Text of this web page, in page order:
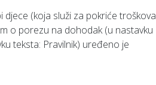
(koja služi za pokriće troškova
o porezu na dohodak (u nastavku
teksta: Pravilnik) uređeno je